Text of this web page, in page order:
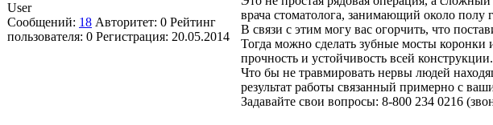
User
Сообщений: 18 Авторитет: 0 Рейтинг
пользователя: 0 Регистрация: 20.05.2014
врача стоматолога, занимающий около полу
В связи с этим могу вас огорчить, что
Тогда можно сделать зубные мосты
прочность и устойчивость всей конструкции.
Что бы не травмировать нервы людей
результат работы связанный примерно с
Задавайте свои вопросы: 8-800 234 0216